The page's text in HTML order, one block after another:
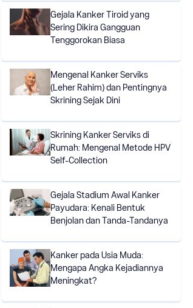
Gejala Kanker Tiroid yang
Sering Dikira Gangguan
Tenggorokan Biasa
Mengenal Kanker Serviks
(Leher Rahim) dan Pentingnya
Skrining Sejak Dini
Skrining Kanker Serviks di
Rumah: Mengenal Metode HPV
Self-Collection
Gejala Stadium Awal Kanker
Payudara: Kenali Bentuk
Benjolan dan Tanda-Tandanya
Kanker pada Usia Muda:
Mengapa Angka Kejadiannya
Meningkat?